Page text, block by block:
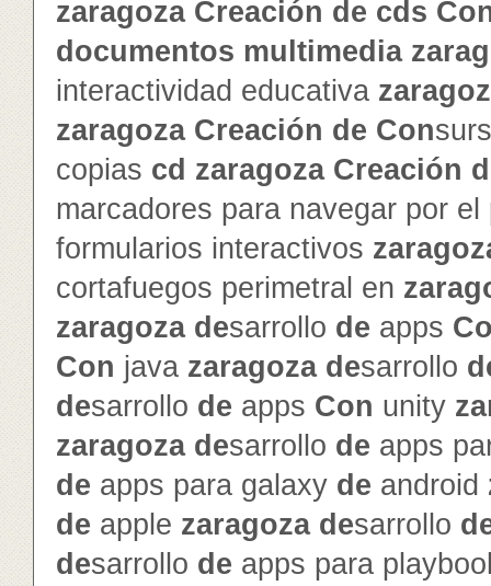
zaragoza Creación de cd s
documentos multimedia
interactividad educativa
zaragoza Creación de Con
copias cd zaragoza Creación
marcadores para navegar por
formularios interactivos
cortafuegos perimetral en
zaragoza desarrollo de apps
Con java zaragoza desarrollo
desarrollo de apps Con unity
zaragoza desarrollo de apps
de apps para galaxy de android
de apple zaragoza desarrollo
desarrollo de apps para